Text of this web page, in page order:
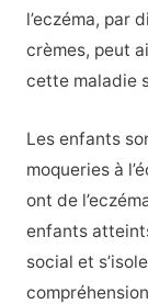
l’eczéma, par
crèmes, peut
cette maladie
Les enfants
moqueries à
ont de
enfants
social et